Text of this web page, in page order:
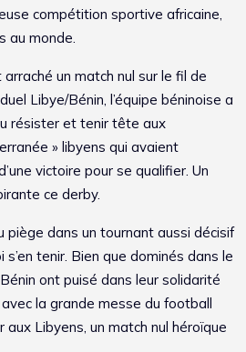
compétition sportive africaine,
au monde.
un match nul sur le fil de
Libye/Bénin, l’équipe béninoise a
résister et tenir tête aux
» libyens qui avaient
victoire pour se qualifier. Un
ce derby.
piège dans un tournant aussi décisif
tenir. Bien que dominés dans le
ont puisé dans leur solidarité
la grande messe du football
Libyens, un match nul héroïque